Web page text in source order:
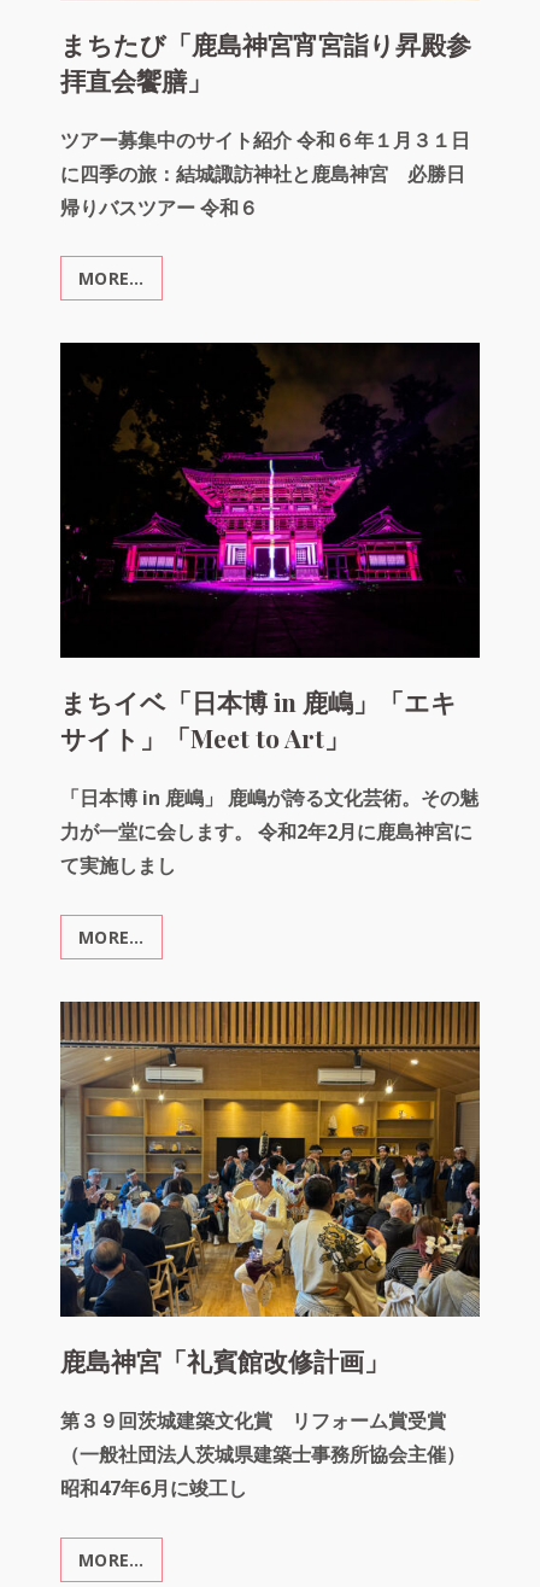
まちたび「鹿島神宮宵宮詣り昇殿参
拝直会饗膳」
ツアー募集中のサイト紹介 令和６年１月３１日
に四季の旅：結城諏訪神社と鹿島神宮 必勝日
帰りバスツアー 令和６
MORE…
た
島
神
宮
宮
詣
り
直
会
饗
まちイベ「日本博 in 鹿嶋」「エキ
サイト」「Meet to Art」
「日本博 in 鹿嶋」 鹿嶋が誇る文化芸術。その魅
力が一堂に会します。 令和2年2月に鹿島神宮に
て実施しまし
MORE…
イ
ベ
「日
本
博
IN
鹿
嶋」
「エ
キ
イ
ト」
TO
ART」
鹿島神宮「礼賓館改修計画」
第３９回茨城建築文化賞 リフォーム賞受賞
（一般社団法人茨城県建築士事務所協会主催）
昭和47年6月に竣工し
MORE…